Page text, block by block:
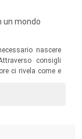
un mondo
nascere
consigli
ci rivela come e